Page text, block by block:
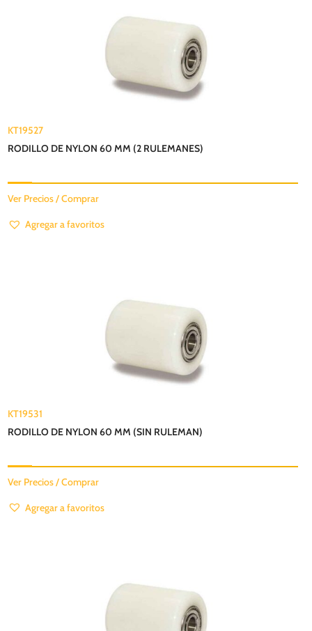
KT19527
RODILLO DE NYLON 60 MM (2 RULEMANES)
Ver Precios / Comprar
Agregar a favoritos
KT19531
RODILLO DE NYLON 60 MM (SIN RULEMAN)
Ver Precios / Comprar
Agregar a favoritos